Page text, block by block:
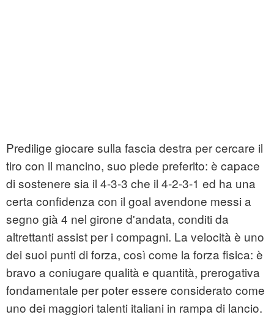
Predilige giocare sulla fascia destra per cercare il
tiro con il mancino, suo piede preferito: è capace
di sostenere sia il 4-3-3 che il 4-2-3-1 ed ha una
certa confidenza con il goal avendone messi a
segno già 4 nel girone d'andata, conditi da
altrettanti assist per i compagni. La velocità è uno
dei suoi punti di forza, così come la forza fisica: è
bravo a coniugare qualità e quantità, prerogativa
fondamentale per poter essere considerato come
uno dei maggiori talenti italiani in rampa di lancio.